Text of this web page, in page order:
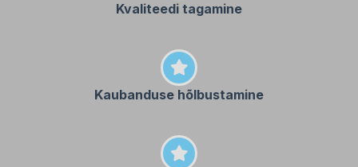
Kvaliteedi tagamine
Kaubanduse hõlbustamine